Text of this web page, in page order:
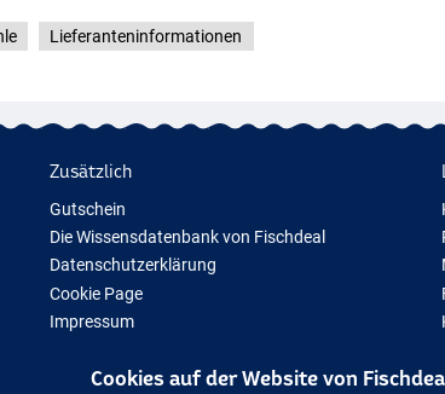
Lieferanteninformationen
Zusätzlich
Gutschein
Die Wissensdatenbank von Fischdeal
Datenschutzerklärung
Cookie Page
Impressum
Neue Angelausrüstung
Cookies auf der Website von